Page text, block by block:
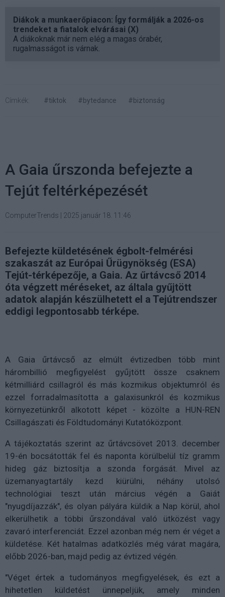
Diákok a munkaerőpiacon: Így formálják a 2026-os
trendeket a fiatalok elvárásai (X)
A diákoknak már nem elég a magas órabér,
rugalmasságot is várnak.
Címkék: #tiktok #bytedance #biztonság
A Gaia űrszonda befejezte a
Tejút feltérképezését
ComputerTrends 2025 január 18. 11:46
Befejezte küldetésének égbolt-felmérési
szakaszát az Európai Űrügynökség (ESA)
Tejút-térképezője, a Gaia. Az űrtávcső 2014
óta végzett méréseket, az általa gyűjtött
adatok alapján készülhetett el a Tejútrendszer
eddigi legpontosabb térképe.
A Gaia űrtávcső az elmúlt évtizedben több mint
hárombillió megfigyelést gyűjtött össze csaknem
kétmilliárd csillagról és más kozmikus objektumról és
ezzel forradalmasította a galaxisunkról és kozmikus
környezetünkről alkotott képet - közölte a HUN-REN
Csillagászati és Földtudományi Kutatóközpont.
A tájékoztatás szerint az űrtávcsövet 2013. december
19-én bocsátották fel és naponta körülbelül tíz gramm
hideg gáz biztosítja a szonda forgását. Mivel az
üzemanyagtartály kezd kiürülni, néhány utolsó
technológiai teszt után március végén a Gaiát
"nyugdíjazzák", és olyan pályára küldik a Nap körül, ahol
elkerülhetik a többi űrszondával való ütközést vagy
zavaró interferenciát. Ezzel azonban még nem ér véget a
küldetése. Két hatalmas adatközlés még várat magára,
előbb 2026-ban, majd pedig az évtized végén.
"Véget értek a tudományos megfigyelések, és ezt a
hihetetlen küldetést ünnepeljük, amely minden